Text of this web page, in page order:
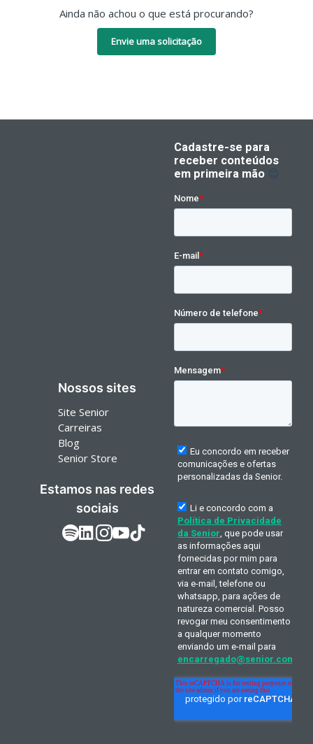
Ainda não achou o que está procurando?
Envie uma solicitação
Nossos sites
Site Senior
Carreiras
Blog
Senior Store
Estamos nas redes
sociais